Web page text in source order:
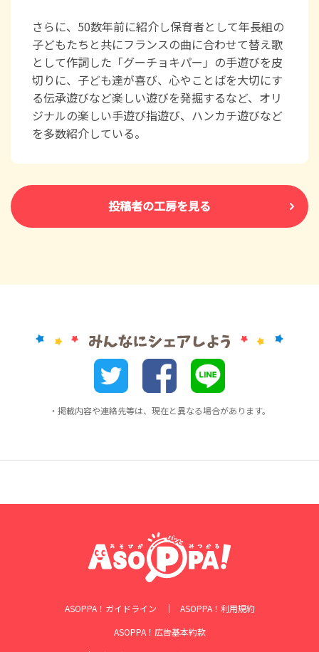
さらに、50数年前に紹介し保育者として年長組の
子どもたちと共にフランスの曲に合わせて替え歌
として作詞した「グーチョキパー」の手遊びを皮
切りに、子ども達が喜び、心やことばを大切にす
る伝承遊びなど楽しい遊びを発掘するなど、オリ
ジナルの楽しい手遊び指遊び、ハンカチ遊びなど
を多数紹介している。
投稿者の工房を見る
・掲載内容や連絡先等は、現在と異なる場合があります。
ASOPPA！ガイドライン
ASOPPA！利用規約
ASOPPA！広告基本約款